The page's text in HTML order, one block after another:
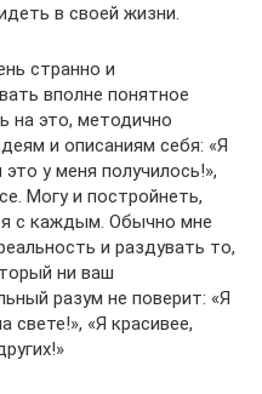
в своей жизни.
странно и
вполне понятное
на это, методично
и описаниям себя: «Я
у меня получилось!»,
Могу и постройнеть,
с каждым. Обычно мне
и раздувать то,
ни ваш
разум не поверит: «Я
свете!», «Я красивее,